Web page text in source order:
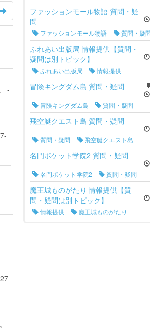
-
ファッションモール物語 質問・疑
問
ファッションモール物語
質問・疑
ふれあい出版局 情報提供【質問・
疑問は別トピック】
ふれあい出版局
情報提供
冒険キングダム島 質問・疑問
冒険キングダム島
質問・疑問
飛空艇クエスト島 質問・疑問
質問・疑問
飛空艇クエスト島
名門ポケット学院2 質問・疑問
名門ポケット学院2
質問・疑問
魔王城ものがたり 情報提供【質
問・疑問は別トピック】
情報提供 魔王城ものがたり